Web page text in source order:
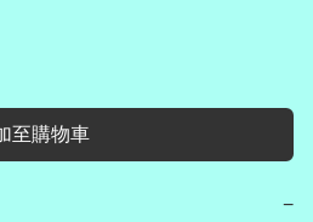
至購物車
−